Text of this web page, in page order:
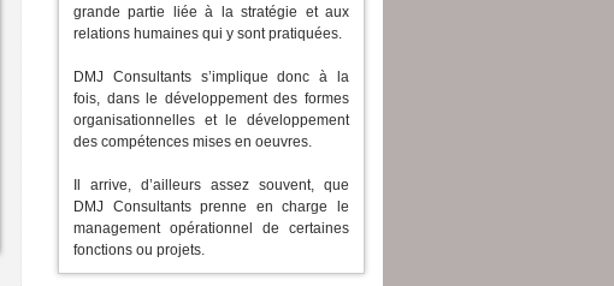
grande partie liée à la stratégie et aux
relations humaines qui y sont pratiquées.
DMJ Consultants s’implique donc à la
fois, dans le développement des formes
organisationnelles et le développement
des compétences mises en oeuvres.
Il arrive, d’ailleurs assez souvent, que
DMJ Consultants prenne en charge le
management opérationnel de certaines
fonctions ou projets.